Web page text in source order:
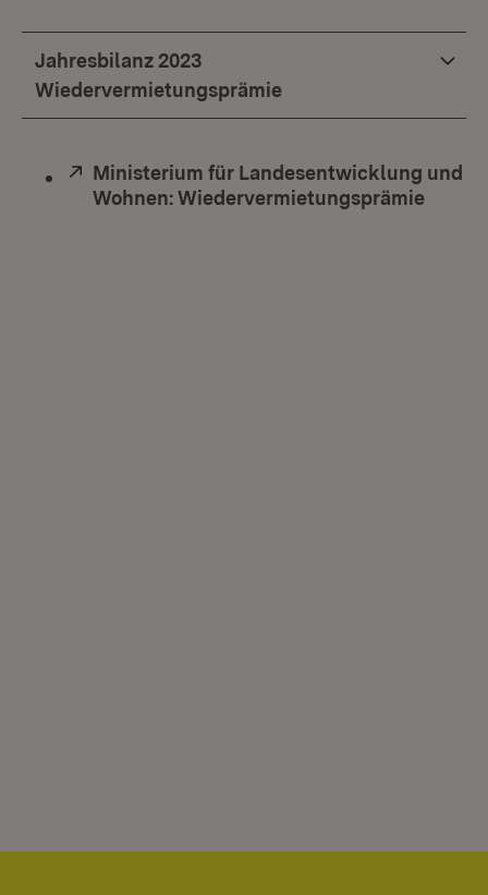
Jahresbilanz 2023
Wiedervermietungsprämie
Extern:
Ministerium für Landesentwicklung und
Wohnen: Wiedervermietungsprämie